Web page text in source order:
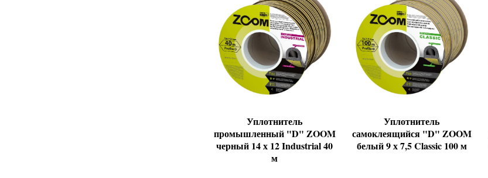
Уплотнитель
промышленный "D" ZOOM
черный 14 х 12 Industrial 40
м
Уплотнитель
самоклеящийся "D" ZOOM
белый 9 х 7,5 Classic 100 м